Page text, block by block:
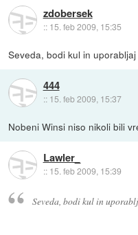
zdobersek
:: 15. feb 2009, 15:35
Seveda, bodi kul in uporabljaj
444
:: 15. feb 2009, 15:37
Nobeni Winsi niso nikoli bili
Lawler_
:: 15. feb 2009, 15:39
Seveda, bodi kul in